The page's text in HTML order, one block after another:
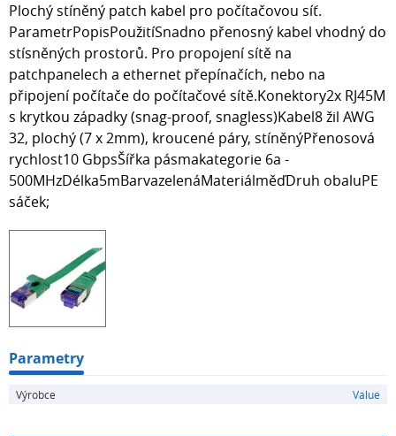
Plochý stíněný patch kabel pro počítačovou síť.
ParametrPopisPoužitíSnadno přenosný kabel vhodný do
stísněných prostorů. Pro propojení sítě na
patchpanelech a ethernet přepínačích, nebo na
připojení počítače do počítačové sítě.Konektory2x RJ45M
s krytkou západky (snag-proof, snagless)Kabel8 žil AWG
32, plochý (7 x 2mm), kroucené páry, stíněnýPřenosová
rychlost10 GbpsŠířka pásmakategorie 6a -
500MHzDélka5mBarvazelenáMateriálměďDruh obaluPE
sáček;
Parametry
Výrobce Value